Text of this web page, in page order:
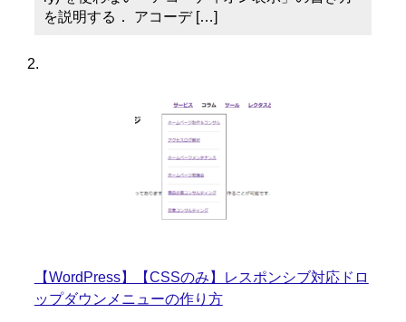
を説明する． アコーデ […]
【WordPress】【CSSのみ】レスポンシブ対応ドロ
ップダウンメニューの作り方